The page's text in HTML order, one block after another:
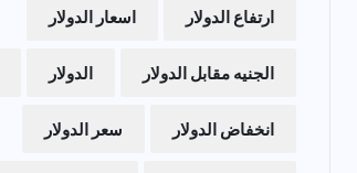
ارتفاع الدولار اسعار الدولار
الجنيه مقابل الدولار الدولار
انخفاض الدولار سعر الدولار